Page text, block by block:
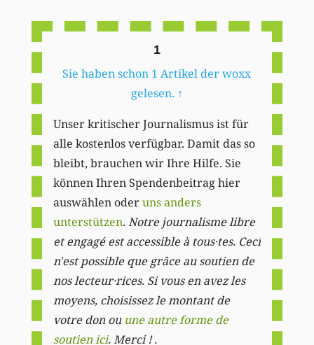
1
Sie haben schon 1 Artikel der woxx
gelesen. ↑
Unser kritischer Journalismus ist für
alle kostenlos verfügbar. Damit das so
bleibt, brauchen wir Ihre Hilfe. Sie
können Ihren Spendenbeitrag hier
auswählen oderuns anders
unterstützen. Notre journalisme libre
et engagé est accessible à tous·tes. Ceci
n'est possible que grâce au soutien de
nos lecteur·rices. Si vous en avez les
moyens, choisissez le montant de
votre don ou une autre forme de
soutien ici. Merci ! .